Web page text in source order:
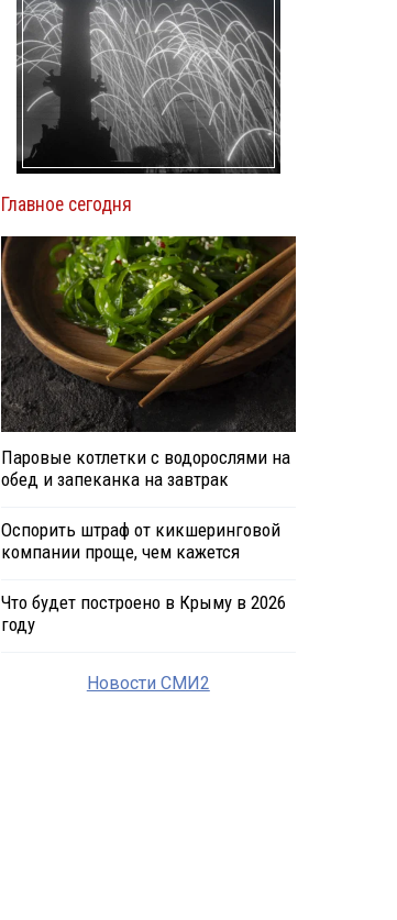
Главное сегодня
Паровые котлетки с водорослями на
обед и запеканка на завтрак
Оспорить штраф от кикшеринговой
компании проще, чем кажется
Что будет построено в Крыму в 2026
году
Новости СМИ2